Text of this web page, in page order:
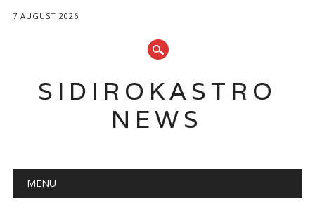
7 AUGUST 2026
SIDIROKASTRO
NEWS
Main menu
MENU